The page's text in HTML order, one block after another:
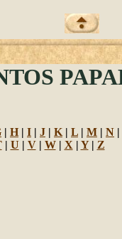
| H | I | J | K | L | M | N |
| U | V| W| X | Y| Z